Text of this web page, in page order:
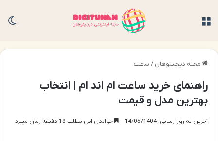
مجله دیجیتوهان / ساعت
راهنمای خرید ساعت ام اند ام | انتخاب
بهترین مدل و قیمت
آخرین به روز رسانی: 14/05/1404 خواندن این مطلب 18 دقیقه زمان میبرد